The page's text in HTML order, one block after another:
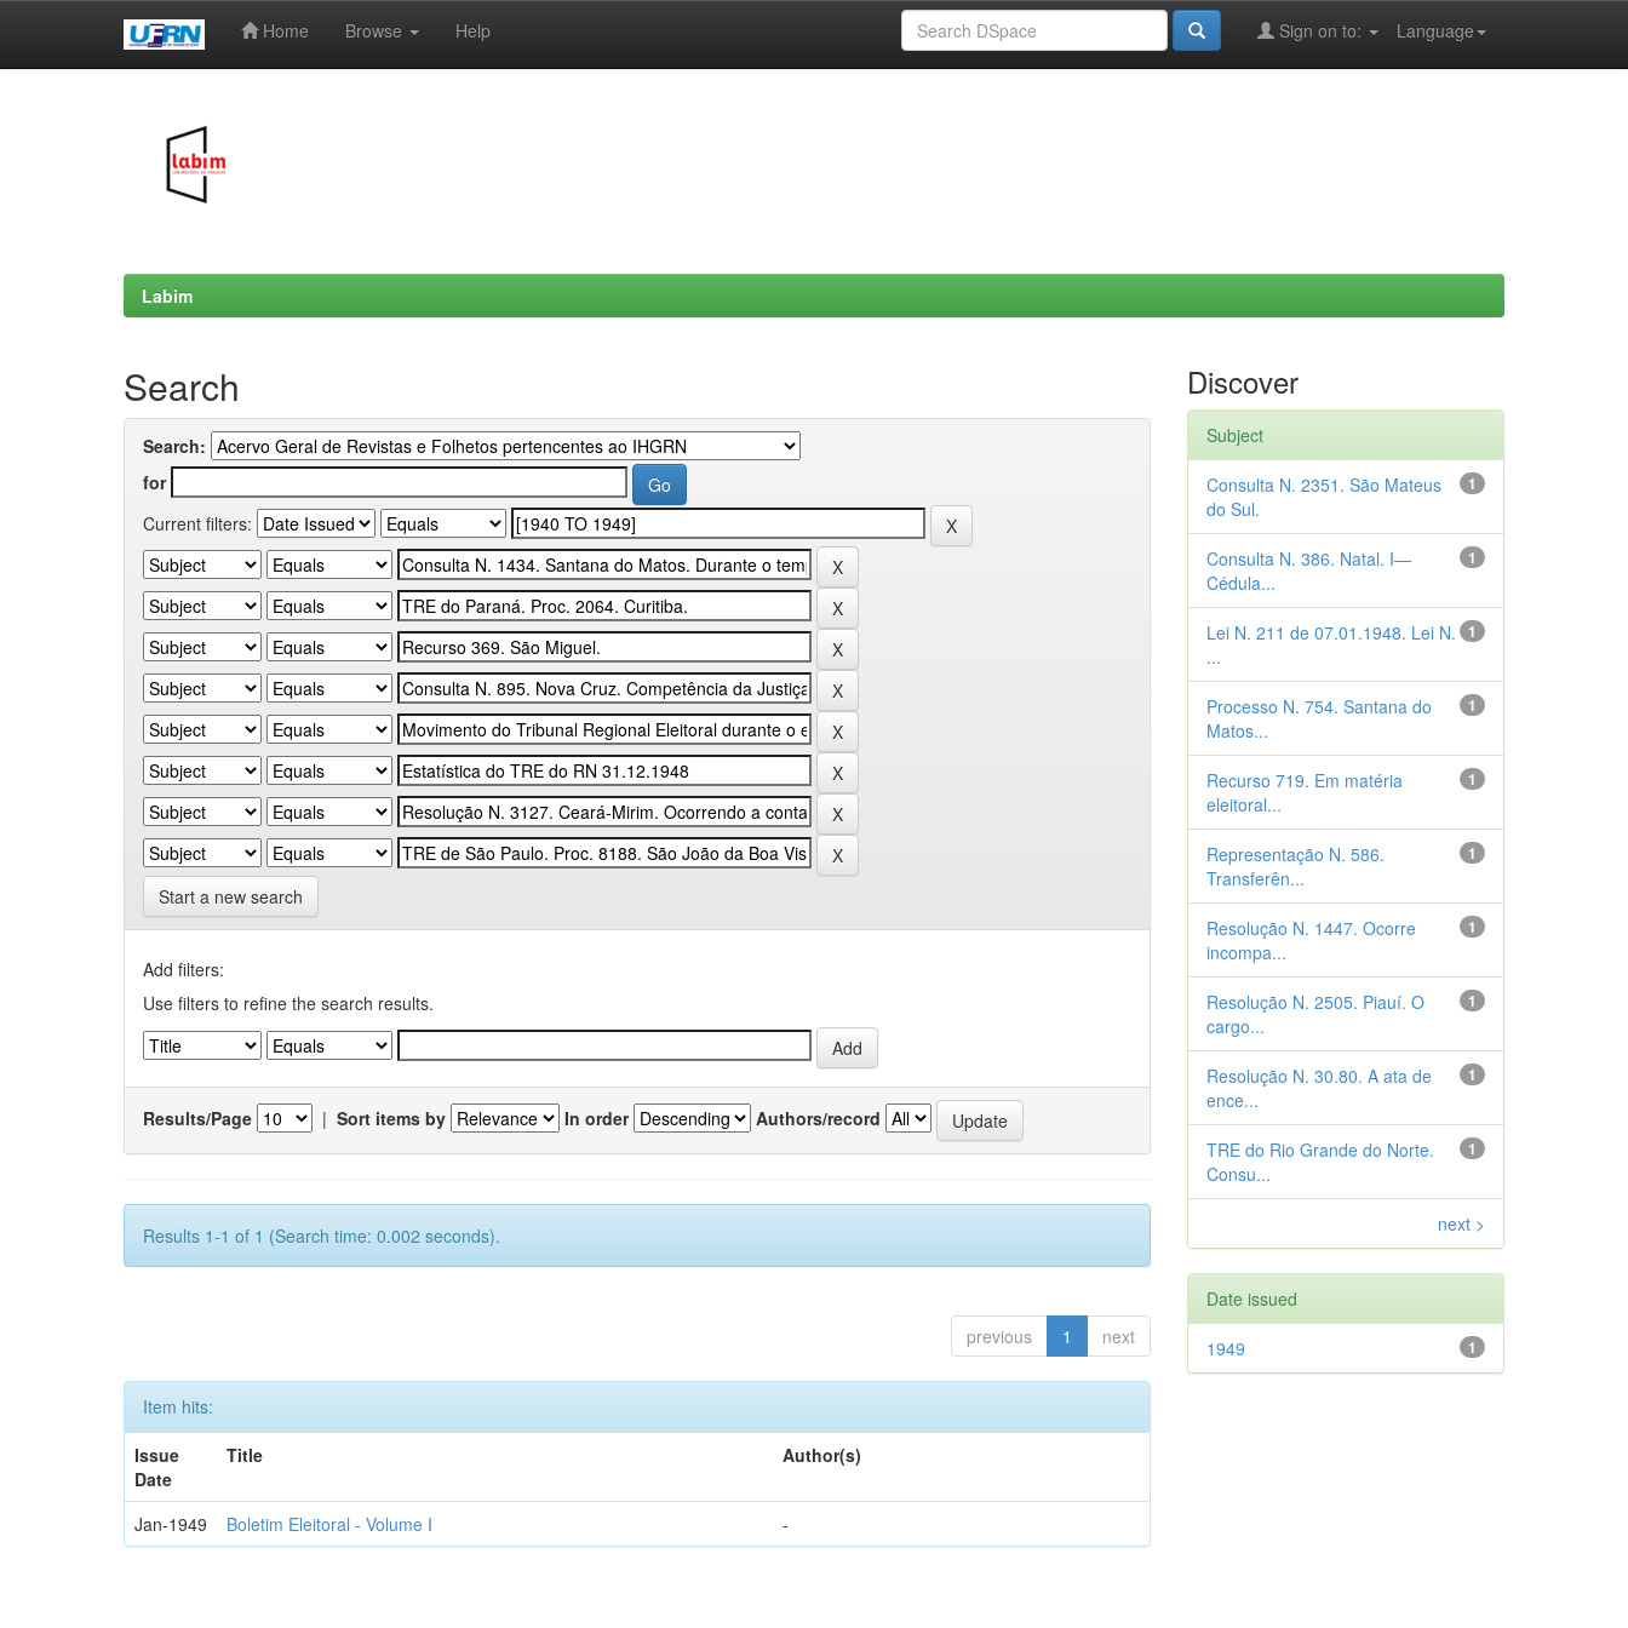
Home Browse Help Language
Sign on to:
Labim
Search
Search:
for
Current filters:
Start a new search
Add filters:
Use filters to refine the search results.
Results/Page | Sort items by In order Authors/record
Results 1-1 of 1 (Search time: 0.002 seconds).
previous 1 next
Item hits:
Issue
Date
Title Author(s)
Jan-1949 Boletim Eleitoral - Volume I -
Discover
Subject
1
Consulta N. 2351. São Mateus
do Sul.
1
Consulta N. 386. Natal. I—
Cédula...
1
Lei N. 211 de 07.01.1948. Lei N.
...
1
Processo N. 754. Santana do
Matos...
1
Recurso 719. Em matéria
eleitoral...
1
Representação N. 586.
Transferên...
1
Resolução N. 1447. Ocorre
incompa...
1
Resolução N. 2505. Piauí. O
cargo...
1
Resolução N. 30.80. A ata de
ence...
1
TRE do Rio Grande do Norte.
Consu...
next >
Date issued
1
1949